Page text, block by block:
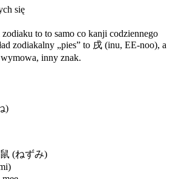
się
to to samo co kanji codziennego
zodiakalny „pies” to 戌 (inu, EE-noo), a
inny znak.
)
鼠 (ねずみ)